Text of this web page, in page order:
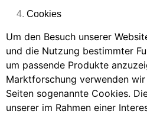
Cookies
Um den Besuch unserer
und die Nutzung bestimmter
um passende Produkte
Marktforschung verwenden
Seiten sogenannte Cookies.
unserer im Rahmen einer